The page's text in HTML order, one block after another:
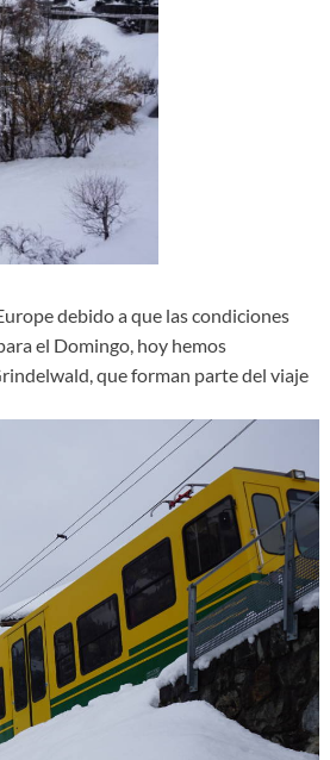
debido a que las condiciones
el Domingo, hoy hemos
que forman parte del viaje